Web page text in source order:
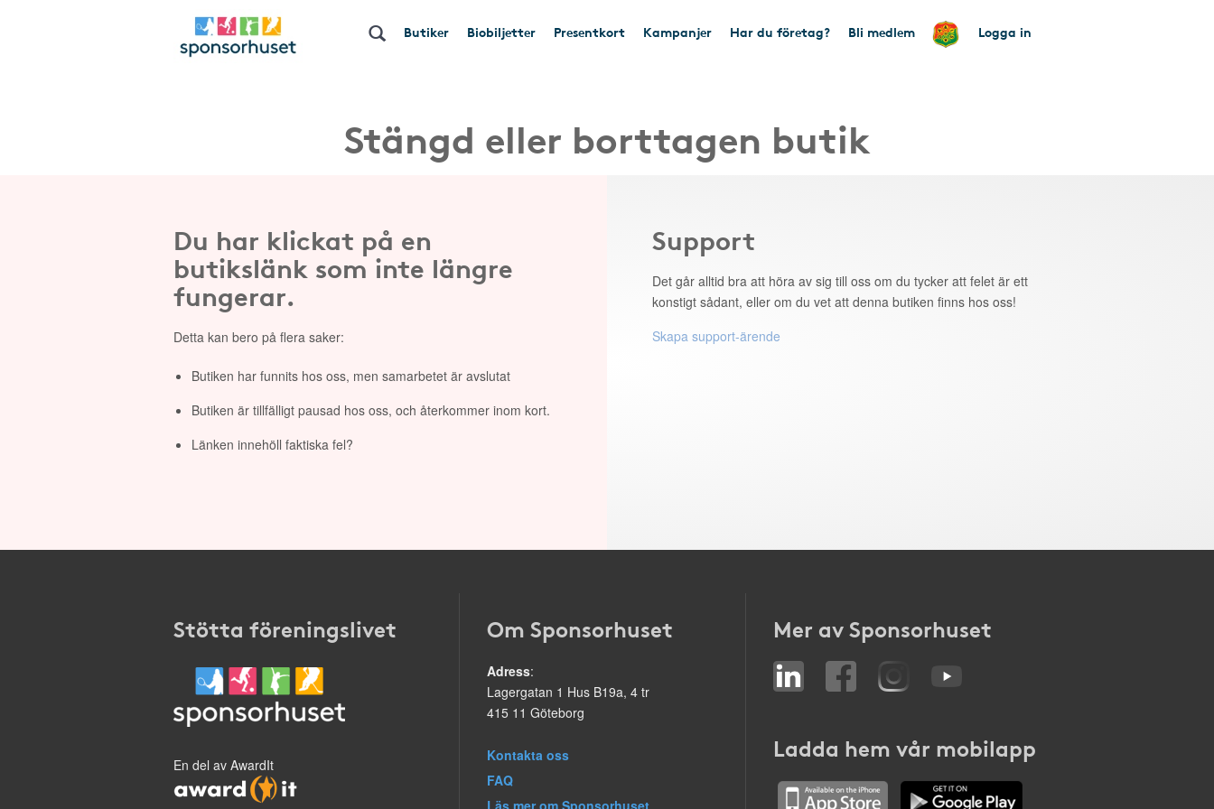
Butiker Biobiljetter Presentkort Kampanjer Har du företag? Bli medlem Logga in
Stängd eller borttagen butik
Du har klickat på en
butikslänk som inte längre
fungerar.
Detta kan bero på flera saker:
Butiken har funnits hos oss, men samarbetet är avslutat
Butiken är tillfälligt pausad hos oss, och återkommer inom kort.
Länken innehöll faktiska fel?
Support
Det går alltid bra att höra av sig till oss om du tycker att felet är ett
konstigt sådant, eller om du vet att denna butiken finns hos oss!
Skapa support-ärende
Stötta föreningslivet
En del av AwardIt
Om Sponsorhuset
Adress:
Lagergatan 1 Hus B19a, 4 tr
415 11 Göteborg
Kontakta oss
FAQ
Läs mer om Sponsorhuset
Mer av Sponsorhuset
Ladda hem vår mobilapp